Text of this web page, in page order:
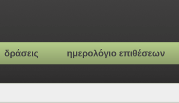
δράσεις ημερολόγιο επιθέσεων